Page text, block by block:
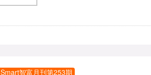
Smart智富月刊第253期